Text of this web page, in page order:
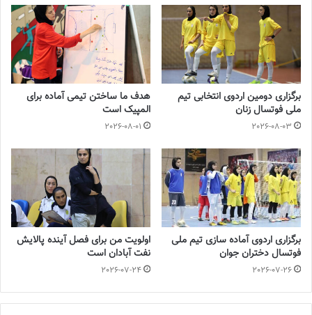
💻منبع:ایرنا 📸عکس:سوگند نظمی
◾️با فوتبالز همراه شوید◾️فوتبالزرا در اینستاگرام دنبال کنید
◾️
footballs.women@
ملی حفاری اهواز
برگزاری دومین اردوی انتخابی تیم
ملی فوتسال زنان
2026-08-03
هدف ما ساختن تیمی آماده برای
المپیک است
2026-08-01
برگزاری اردوی آماده سازی تیم ملی
فوتسال دختران جوان
2026-07-26
اولویت من برای فصل آینده پالایش
نفت آبادان است
2026-07-24